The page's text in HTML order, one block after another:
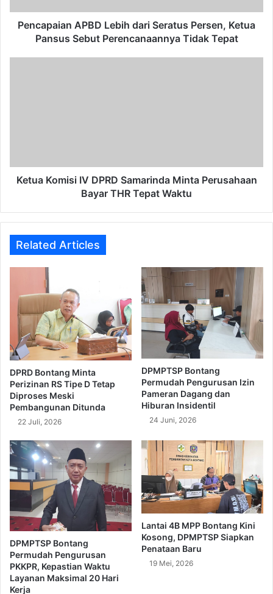
Sebut
Perencanaannya Tidak Tepat
Pencapaian APBD Lebih dari Seratus Persen, Ketua
Pansus Sebut Perencanaannya Tidak Tepat
THR
Tepat
Ketua Komisi IV DPRD Samarinda Minta Perusahaan
Bayar THR Tepat Waktu
Related Articles
DPRD Bontang Minta
Perizinan RS Tipe D Tetap
Diproses Meski
Pembangunan Ditunda
22 Juli, 2026
DPMPTSP Bontang
Permudah Pengurusan Izin
Pameran Dagang dan
Hiburan Insidentil
24 Juni, 2026
DPMPTSP Bontang
Permudah Pengurusan
PKKPR, Kepastian Waktu
Layanan Maksimal 20 Hari
Kerja
Lantai 4B MPP Bontang Kini
Kosong, DPMPTSP Siapkan
Penataan Baru
19 Mei, 2026